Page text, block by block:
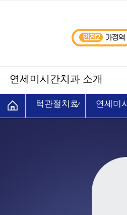
연세미시간치과 소개
턱관절치료 연세미